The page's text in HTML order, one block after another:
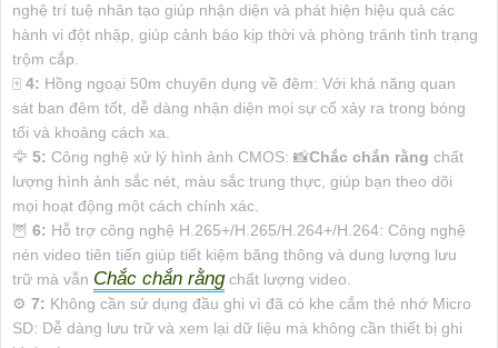
nghệ trí tuệ nhân tạo giúp nhận diện và phát hiện hiệu quả các
hành vi đột nhập, giúp cảnh báo kịp thời và phòng tránh tình trạng
trộm cắp.
🀄 4: Hồng ngoại 50m chuyên dụng về đêm: Với khả năng quan
sát ban đêm tốt, dễ dàng nhận diện mọi sự cố xảy ra trong bóng
tối và khoảng cách xa.
🦅 5: Công nghệ xử lý hình ảnh CMOS: 📸Chắc chắn rằng chất
lượng hình ảnh sắc nét, màu sắc trung thực, giúp bạn theo dõi
mọi hoạt động một cách chính xác.
🦉 6: Hỗ trợ công nghệ H.265+/H.265/H.264+/H.264: Công nghệ
nén video tiên tiến giúp tiết kiệm băng thông và dung lượng lưu
trữ mà vẫn Chắc chắn rằngchất lượng video.
⚙ 7: Không cần sử dụng đầu ghi vì đã có khe cắm thẻ nhớ Micro
SD: Dễ dàng lưu trữ và xem lại dữ liệu mà không cần thiết bị ghi